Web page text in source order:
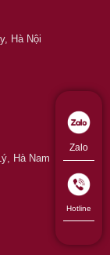
Hà Nội
Hà Nam
Zalo
Hotline